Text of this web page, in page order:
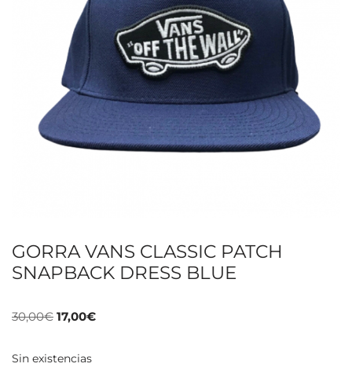
GORRA VANS CLASSIC PATCH
SNAPBACK DRESS BLUE
30,00€ 17,00€
Sin existencias